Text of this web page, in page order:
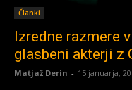
Članki
Izredne razmere
glasbeni akterji z
Matjaž Derin - 15 januarja,